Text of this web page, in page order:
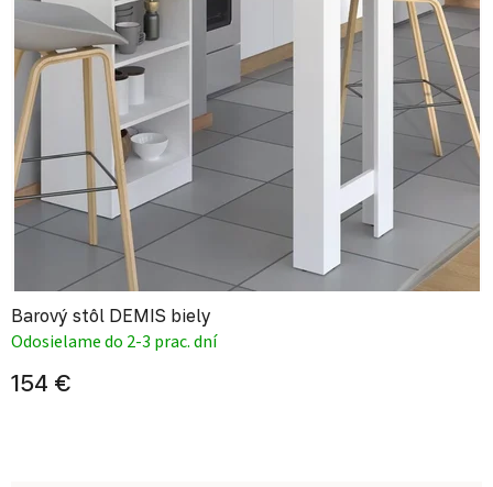
Barový stôl DEMIS biely
Odosielame do 2-3 prac. dní
154 €